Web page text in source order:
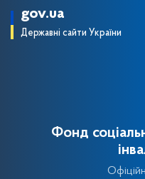
gov.ua
Державні сайти України
Фонд